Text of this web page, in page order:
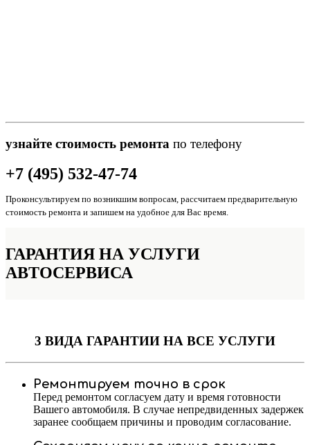
узнайте стоимость ремонта по телефону
+7 (495) 532-47-74
Проконсультируем по возникшим вопросам, рассчитаем предварительную
стоимость ремонта и запишем на удобное для Вас время.
ГАРАНТИЯ НА УСЛУГИ
АВТОСЕРВИСА
3 ВИДА ГАРАНТИИ НА ВСЕ УСЛУГИ
Ремонтируем точно в срок
Перед ремонтом согласуем дату и время готовности
Вашего автомобиля. В случае непредвиденных задержек
заранее сообщаем причины и проводим согласование.